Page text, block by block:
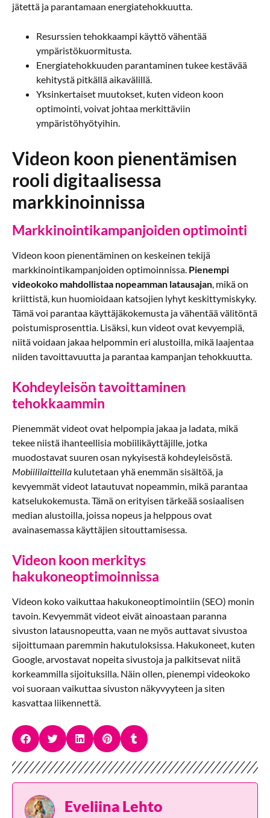
jätettä ja parantamaan energiatehokkuutta.
Resurssien tehokkaampi käyttö vähentää
ympäristökuormitusta.
Energiatehokkuuden parantaminen tukee kestävää
kehitystä pitkällä aikavälillä.
Yksinkertaiset muutokset, kuten videon koon
optimointi, voivat johtaa merkittäviin
ympäristöhyötyihin.
Videon koon pienentämisen
rooli digitaalisessa
markkinoinnissa
Markkinointikampanjoiden optimointi
Videon koon pienentäminen on keskeinen tekijä
markkinointikampanjoiden optimoinnissa. Pienempi
videokoko mahdollistaa nopeamman latausajan, mikä on
kriittistä, kun huomioidaan katsojien lyhyt keskittymiskyky.
Tämä voi parantaa käyttäjäkokemusta ja vähentää välitöntä
poistumisprosenttia. Lisäksi, kun videot ovat kevyempiä,
niitä voidaan jakaa helpommin eri alustoilla, mikä laajentaa
niiden tavoittavuutta ja parantaa kampanjan tehokkuutta.
Kohdeyleisön tavoittaminen
tehokkaammin
Pienemmät videot ovat helpompia jakaa ja ladata, mikä
tekee niistä ihanteellisia mobiilikäyttäjille, jotka
muodostavat suuren osan nykyisestä kohdeyleisöstä.
Mobiililaitteilla kulutetaan yhä enemmän sisältöä, ja
kevyemmät videot latautuvat nopeammin, mikä parantaa
katselukokemusta. Tämä on erityisen tärkeää sosiaalisen
median alustoilla, joissa nopeus ja helppous ovat
avainasemassa käyttäjien sitouttamisessa.
Videon koon merkitys
hakukoneoptimoinnissa
Videon koko vaikuttaa hakukoneoptimointiin (SEO) monin
tavoin. Kevyemmät videot eivät ainoastaan paranna
sivuston latausnopeutta, vaan ne myös auttavat sivustoa
sijoittumaan paremmin hakutuloksissa. Hakukoneet, kuten
Google, arvostavat nopeita sivustoja ja palkitsevat niitä
korkeammilla sijoituksilla. Näin ollen, pienempi videokoko
voi suoraan vaikuttaa sivuston näkyvyyteen ja siten
kasvattaa liikennettä.
Eveliina Lehto